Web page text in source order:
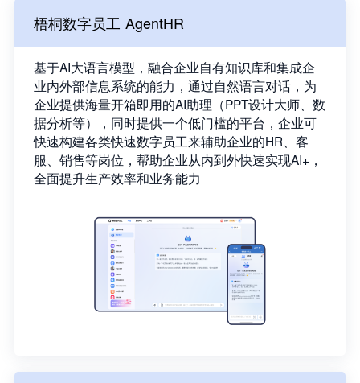
梧桐数字员工 AgentHR
基于AI大语言模型，融合企业自有知识库和集成企
业内外部信息系统的能力，通过自然语言对话，为
企业提供海量开箱即用的AI助理（PPT设计大师、数
据分析等），同时提供一个低门槛的平台，企业可
快速构建各类快速数字员工来辅助企业的HR、客
服、销售等岗位，帮助企业从内到外快速实现AI+，
全面提升生产效率和业务能力